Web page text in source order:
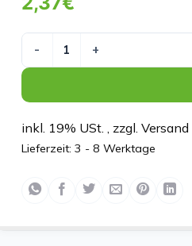
KINDERPFL BF140015
inkl. 19% USt. , zzgl. Versand
Lieferzeit: 3 - 8 Werktage